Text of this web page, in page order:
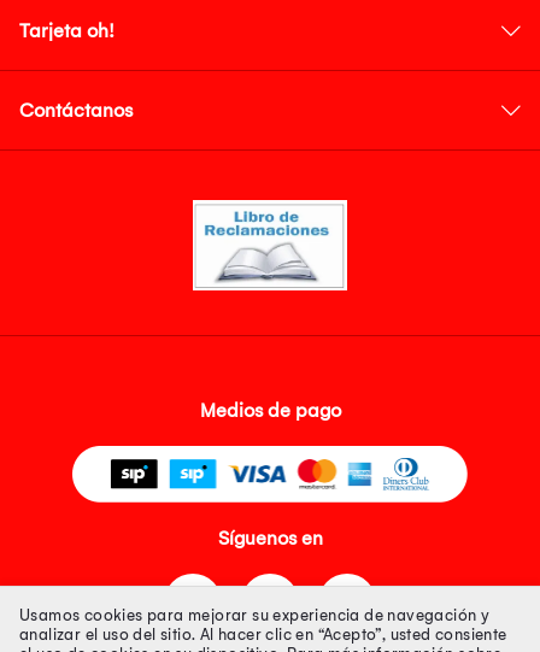
Tarjeta oh!
Contáctanos
Medios de pago
Síguenos en
Usamos cookies para mejorar su experiencia de navegación y
analizar el uso del sitio. Al hacer clic en “Acepto”, usted consiente